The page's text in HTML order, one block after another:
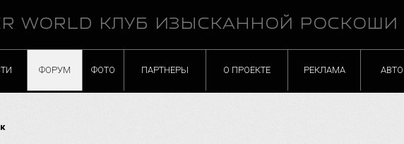
WORLD КЛУБ ИЗЫСКАННОЙ РОСКОШИ
ФОРУМ ФОТО ПАРТНЕРЫ О ПРОЕКТЕ РЕКЛАМА